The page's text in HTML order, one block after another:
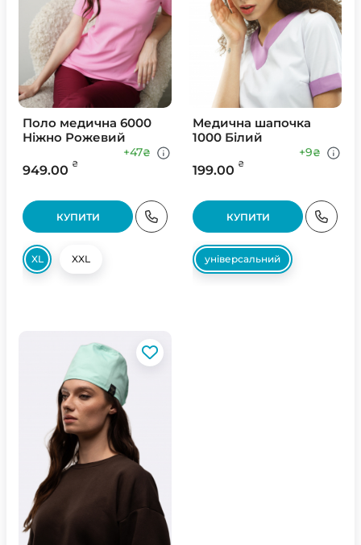
Поло медична 6000
Ніжно Рожевий
949.00 ₴
+47₴
КУПИТИ
XL XXL
Медична шапочка
1000 Білий
199.00 ₴
+9₴
КУПИТИ
універсальний